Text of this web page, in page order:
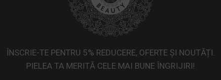
ÎNSCRIE-TE PENTRU 5% REDUCERE, OFERTE ȘI NOUTĂȚI.
PIELEA TA MERITĂ CELE MAI BUNE ÎNGRIJIRI!